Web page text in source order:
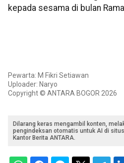
kepada sesama di bulan
Pewarta: M Fikri Setiawan
Uploader: Naryo
Copyright © ANTARA BOGOR 2026
Dilarang keras mengambil konten,
pengindeksan otomatis untuk AI di
Kantor Berita ANTARA.